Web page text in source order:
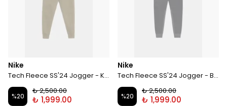
Nike
Tech Fleece SS'24 Jogger - Khaki
%20
₺ 2,500.00
₺ 1,999.00
Nike
Tech Fleece SS'24 Jogger - Black / Smoke / Red
%20
₺ 2,500.00
₺ 1,999.00